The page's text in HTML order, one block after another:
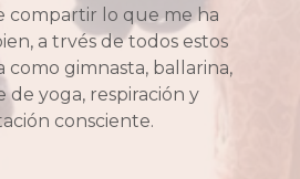
compartir lo que me ha
a trvés de todos estos
como gimnasta, ballarina,
de yoga, respiración y
consciente.